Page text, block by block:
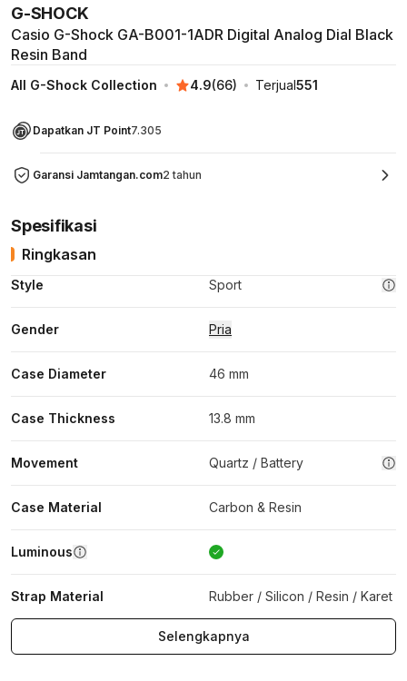
G-SHOCK
Casio G-Shock GA-B001-1ADR Digital Analog Dial Black
Resin Band
All G-Shock Collection 4.9(66) Terjual551
Dapatkan JT Point7.305
Garansi Jamtangan.com2 tahun
Spesifikasi
Ringkasan
Style Sport
Gender Pria
Case Diameter 46 mm
Case Thickness 13.8 mm
Movement Quartz / Battery
Case Material Carbon & Resin
Luminous
Strap Material Rubber / Silicon / Resin / Karet
Selengkapnya